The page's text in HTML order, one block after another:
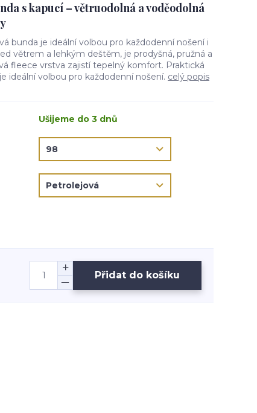
s kapucí – větruodolná a voděodolná
bunda je ideální volbou pro každodenní nošení i
větrem a lehkým deštěm, je prodyšná, pružná a
fleece vrstva zajistí tepelný komfort. Praktická
ideální volbou pro každodenní nošení. celý popis
Ušijeme do 3 dnů
Přidat do košíku